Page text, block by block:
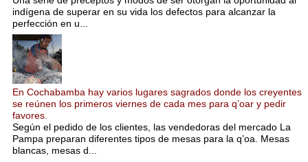
indígena de superar en su vida los defectos para alcanzar la
perfección en u...
En Cochabamba hay varios lugares sagrados donde los creyentes
se reúnen los primeros viernes de cada mes para q’oar y pedir
favores.
Según el pedido de los clientes, las vendedoras del mercado La
Pampa preparan diferentes tipos de mesas para la q’oa. Mesas
blancas, mesas d...